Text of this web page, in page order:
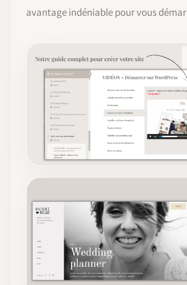
avantage indéniable pour vous